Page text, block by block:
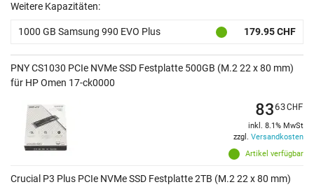
Weitere Kapazitäten:
1000 GB Samsung 990 EVO Plus 179.95 CHF
PNY CS1030 PCIe NVMe SSD Festplatte 500GB (M.2 22 x 80 mm)
für HP Omen 17-ck0000
Artikel verfügbar
8363CHF
inkl. 8.1% MwSt
zzgl. Versandkosten
Crucial P3 Plus PCIe NVMe SSD Festplatte 2TB (M.2 22 x 80 mm)